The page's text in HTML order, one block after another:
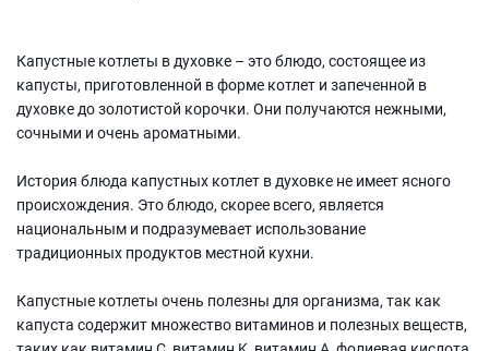
Капустные котлеты в духовке – это блюдо, состоящее из
капусты, приготовленной в форме котлет и запеченной в
духовке до золотистой корочки. Они получаются нежными,
сочными и очень ароматными.
История блюда капустных котлет в духовке не имеет ясного
происхождения. Это блюдо, скорее всего, является
национальным и подразумевает использование
традиционных продуктов местной кухни.
Капустные котлеты очень полезны для организма, так как
капуста содержит множество витаминов и полезных веществ,